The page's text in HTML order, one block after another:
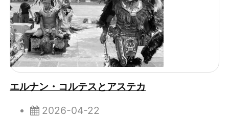
エルナン・コルテスとアステカ
2026-04-22